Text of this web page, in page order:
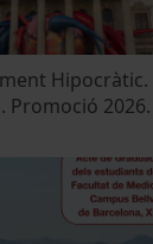
Promoció